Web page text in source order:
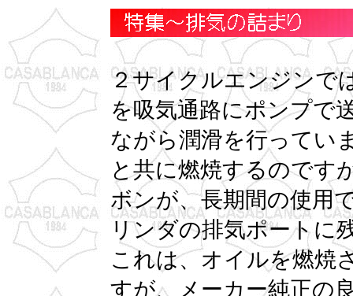
２サイクルエンジンで
を吸気通路にポンプで
ながら潤滑を行ってい
と共に燃焼するのです
ボンが、長期間の使用
リンダの排気ポートに
これは、オイルを燃焼
すが、メーカー純正の